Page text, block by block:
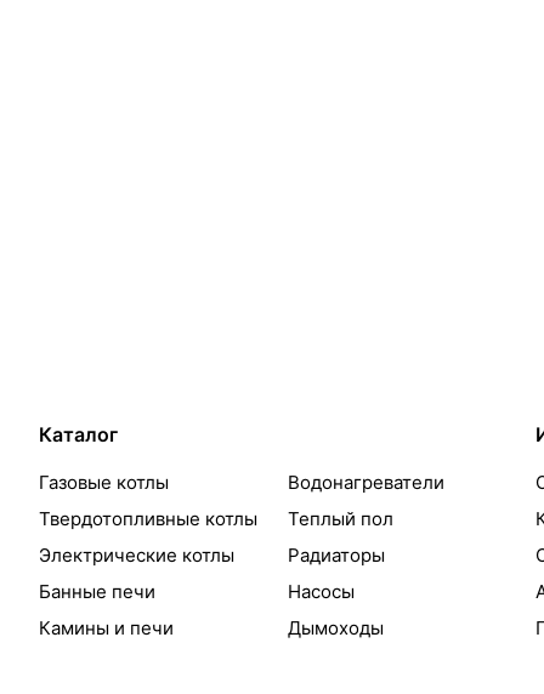
Каталог
Газовые котлы
Твердотопливные котлы
Электрические котлы
Банные печи
Камины и печи
Водонагреватели
Теплый пол
Радиаторы
Насосы
Дымоходы